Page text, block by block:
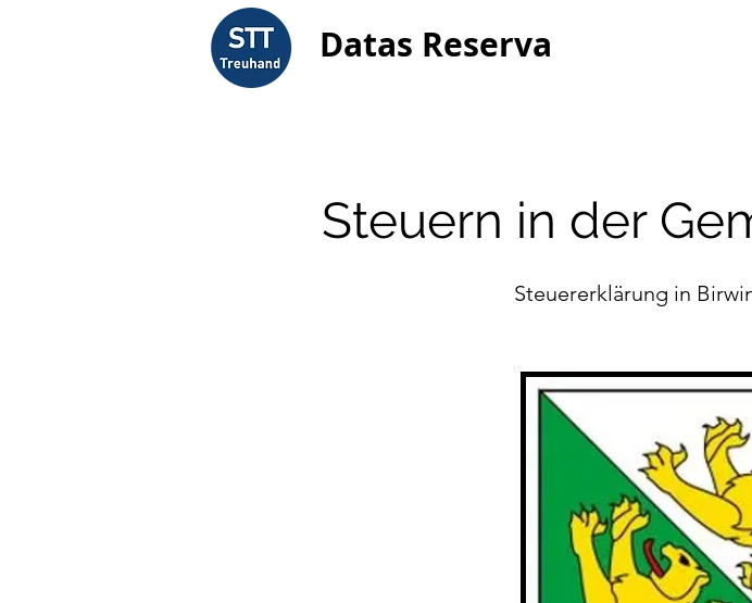
Datas Reserva
Steuern in der
Steuererklärung in